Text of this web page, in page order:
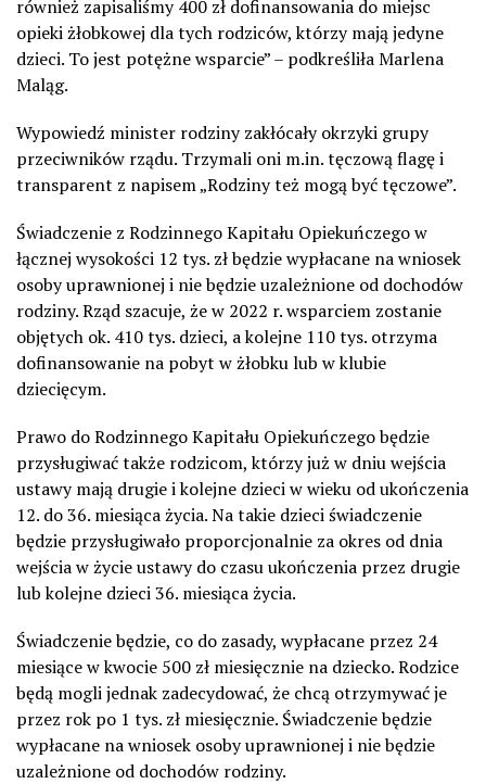
również zapisaliśmy 400 zł dofinansowania do miejsc
opieki żłobkowej dla tych rodziców, którzy mają jedyne
dzieci. To jest potężne wsparcie” – podkreśliła Marlena
Maląg.
Wypowiedź minister rodziny zakłócały okrzyki grupy
przeciwników rządu. Trzymali oni m.in. tęczową flagę i
transparent z napisem „Rodziny też mogą być tęczowe”.
Świadczenie z Rodzinnego Kapitału Opiekuńczego w
łącznej wysokości 12 tys. zł będzie wypłacane na wniosek
osoby uprawnionej i nie będzie uzależnione od dochodów
rodziny. Rząd szacuje, że w 2022 r. wsparciem zostanie
objętych ok. 410 tys. dzieci, a kolejne 110 tys. otrzyma
dofinansowanie na pobyt w żłobku lub w klubie
dziecięcym.
Prawo do Rodzinnego Kapitału Opiekuńczego będzie
przysługiwać także rodzicom, którzy już w dniu wejścia
ustawy mają drugie i kolejne dzieci w wieku od ukończenia
12. do 36. miesiąca życia. Na takie dzieci świadczenie
będzie przysługiwało proporcjonalnie za okres od dnia
wejścia w życie ustawy do czasu ukończenia przez drugie
lub kolejne dzieci 36. miesiąca życia.
Świadczenie będzie, co do zasady, wypłacane przez 24
miesiące w kwocie 500 zł miesięcznie na dziecko. Rodzice
będą mogli jednak zadecydować, że chcą otrzymywać je
przez rok po 1 tys. zł miesięcznie. Świadczenie będzie
wypłacane na wniosek osoby uprawnionej i nie będzie
uzależnione od dochodów rodziny.